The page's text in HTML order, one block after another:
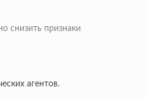
снизить признаки
агентов.